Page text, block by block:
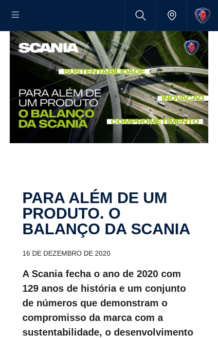
PARA ALÉM DE UM
PRODUTO. O
BALANÇO DA SCANIA
16 DE DEZEMBRO DE 2020
A Scania fecha o ano de 2020 com
129 anos de história e um conjunto
de números que demonstram o
compromisso da marca com a
sustentabilidade, o desenvolvimento